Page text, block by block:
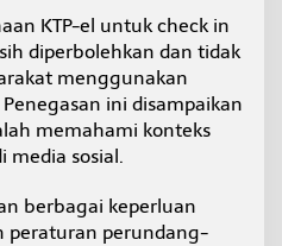
KTP-el untuk check in
diperbolehkan dan tidak
menggunakan
ini disampaikan
memahami konteks
media sosial.
berbagai keperluan
peraturan perundang-